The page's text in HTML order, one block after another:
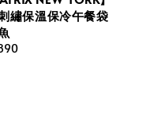
繡保溫保冷午餐袋